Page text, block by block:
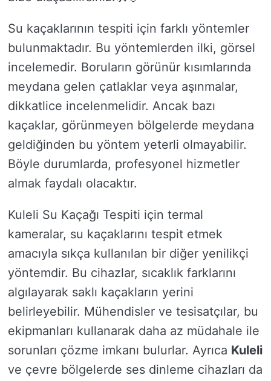
Su kaçaklarının tespiti için farklı yöntemler
bulunmaktadır. Bu yöntemlerden ilki, görsel
incelemedir. Boruların görünür kısımlarında
meydana gelen çatlaklar veya aşınmalar,
dikkatlice incelenmelidir. Ancak bazı
kaçaklar, görünmeyen bölgelerde meydana
geldiğinden bu yöntem yeterli olmayabilir.
Böyle durumlarda, profesyonel hizmetler
almak faydalı olacaktır.
Kuleli Su Kaçağı Tespiti için termal
kameralar, su kaçaklarını tespit etmek
amacıyla sıkça kullanılan bir diğer yenilikçi
yöntemdir. Bu cihazlar, sıcaklık farklarını
algılayarak saklı kaçakların yerini
belirleyebilir. Mühendisler ve tesisatçılar, bu
ekipmanları kullanarak daha az müdahale ile
sorunları çözme imkanı bulurlar. Ayrıca Kuleli
ve çevre bölgelerde ses dinleme cihazları da